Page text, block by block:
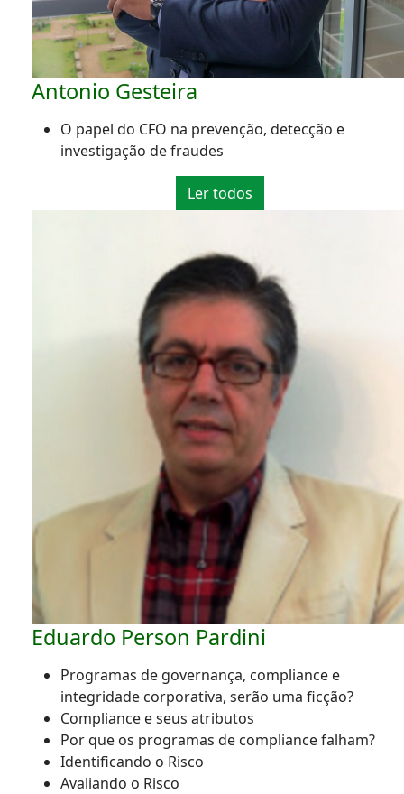
Antonio Gesteira
O papel do CFO na prevenção, detecção e
investigação de fraudes
Ler todos
Eduardo Person Pardini
Programas de governança, compliance e
integridade corporativa, serão uma ficção?
Compliance e seus atributos
Por que os programas de compliance falham?
Identificando o Risco
Avaliando o Risco